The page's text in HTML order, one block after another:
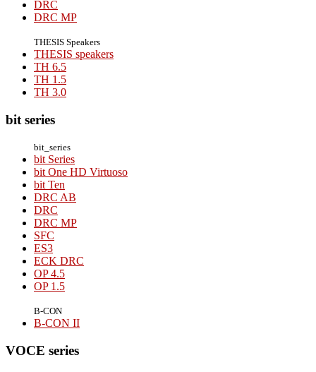
DRC
DRC MP
THESIS Speakers
THESIS speakers
TH 6.5
TH 1.5
TH 3.0
bit series
bit_series
bit Series
bit One HD Virtuoso
bit Ten
DRC AB
DRC
DRC MP
SFC
ES3
ECK DRC
OP 4.5
OP 1.5
B-CON
B-CON II
VOCE series